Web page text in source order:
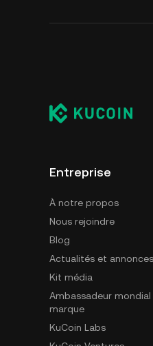
Entreprise
À notre propos
Nous rejoindre
Blog
Actualités et annonces
Kit média
Ambassadeur mondial
marque
KuCoin Labs